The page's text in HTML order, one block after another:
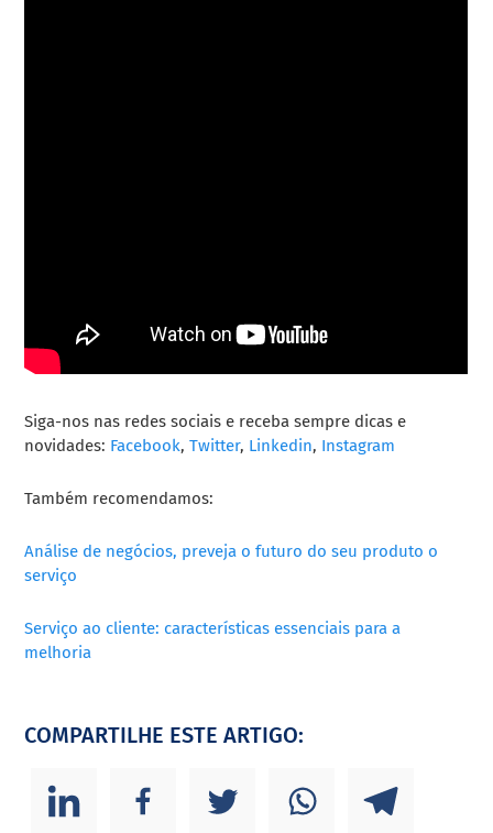
Siga-nos nas redes sociais e receba sempre dicas e
novidades: Facebook, Twitter, Linkedin, Instagram
Também recomendamos:
Análise de negócios, preveja o futuro do seu produto o
serviço
Serviço ao cliente: características essenciais para a
melhoria
COMPARTILHE ESTE ARTIGO: